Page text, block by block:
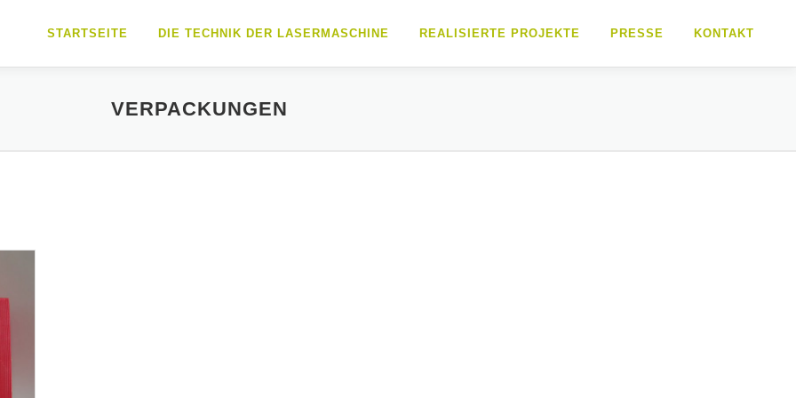
STARTSEITE DIE TECHNIK DER LASERMASCHINE REALISIERTE PROJEKTE PRESSE KONTAKT
VERPACKUNGEN